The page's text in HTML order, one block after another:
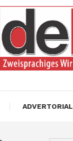
ADVERTORIAL